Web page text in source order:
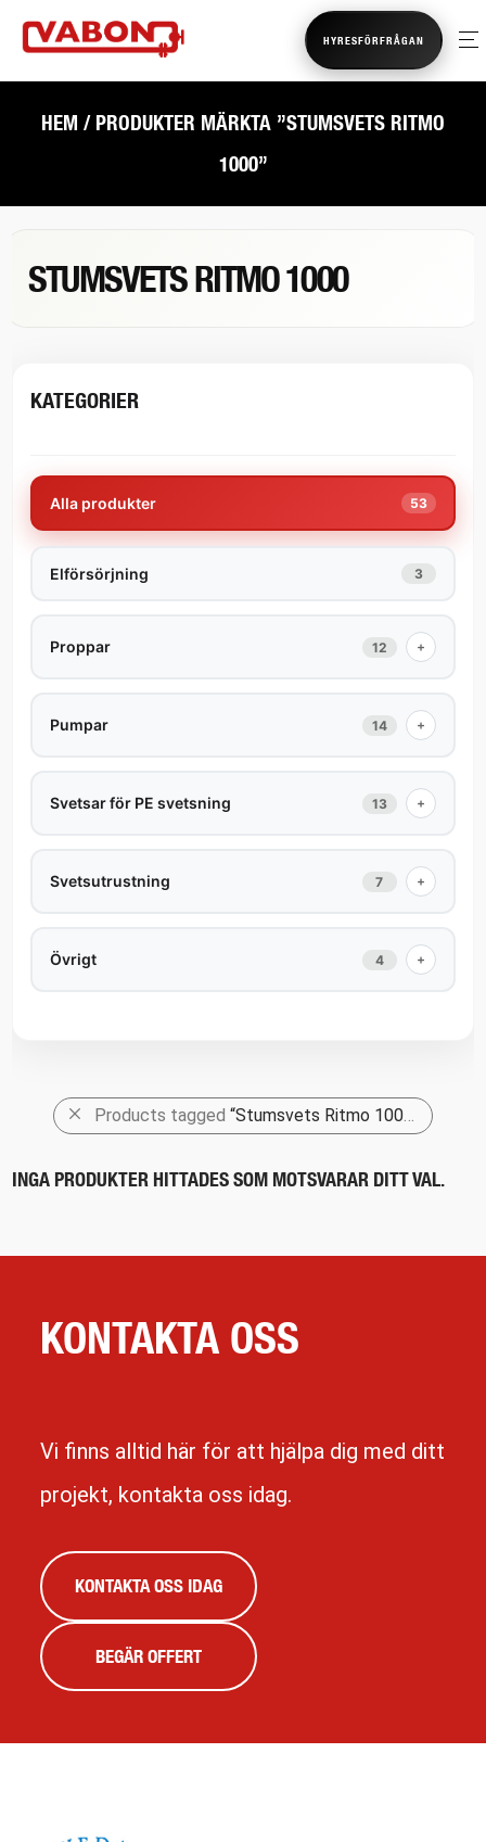
HYRESFÖRFRÅGAN
HEM / PRODUKTER MÄRKTA ”STUMSVETS RITMO
1000”
STUMSVETS RITMO 1000
KATEGORIER
Alla produkter 53
Elförsörjning 3
Proppar 12 +
Pumpar 14 +
Svetsar för PE svetsning 13 +
Svetsutrustning 7 +
Övrigt 4 +
Products tagged “Stumsvets Ritmo 1000”
INGA PRODUKTER HITTADES SOM MOTSVARAR DITT VAL.
KONTAKTA OSS
Vi finns alltid här för att hjälpa dig med ditt
projekt, kontakta oss idag.
KONTAKTA OSS IDAG
BEGÄR OFFERT